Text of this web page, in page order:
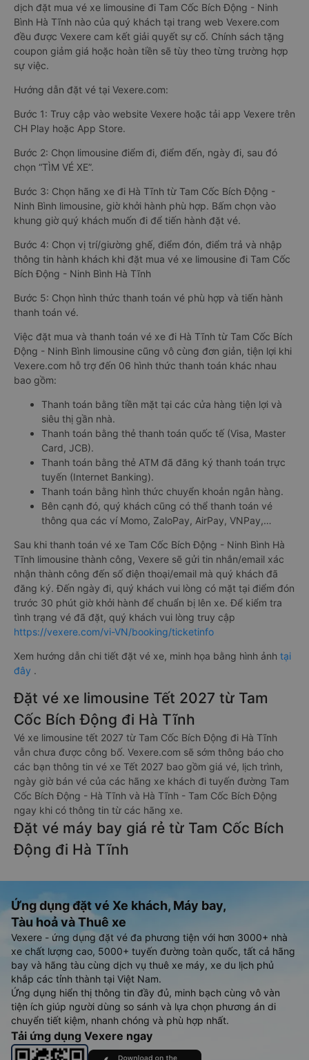
dịch đặt mua vé xe limousine đi Tam Cốc Bích Động - Ninh
Bình Hà Tĩnh nào của quý khách tại trang web Vexere.com
đều được Vexere cam kết giải quyết sự cố. Chính sách tặng
coupon giảm giá hoặc hoàn tiền sẽ tùy theo từng trường hợp
sự việc.
Hướng dẫn đặt vé tại Vexere.com:
Bước 1: Truy cập vào website Vexere hoặc tải app Vexere trên
CH Play hoặc App Store.
Bước 2: Chọn limousine điểm đi, điểm đến, ngày đi, sau đó
chọn “TÌM VÉ XE”.
Bước 3: Chọn hãng xe đi Hà Tĩnh từ Tam Cốc Bích Động -
Ninh Bình limousine, giờ khởi hành phù hợp. Bấm chọn vào
khung giờ quý khách muốn đi để tiến hành đặt vé.
Bước 4: Chọn vị trí/giường ghế, điểm đón, điểm trả và nhập
thông tin hành khách khi đặt mua vé xe limousine đi Tam Cốc
Bích Động - Ninh Bình Hà Tĩnh
Bước 5: Chọn hình thức thanh toán vé phù hợp và tiến hành
thanh toán vé.
Việc đặt mua và thanh toán vé xe đi Hà Tĩnh từ Tam Cốc Bích
Động - Ninh Bình limousine cũng vô cùng đơn giản, tiện lợi khi
Vexere.com hỗ trợ đến 06 hình thức thanh toán khác nhau
bao gồm:
Thanh toán bằng tiền mặt tại các cửa hàng tiện lợi và
siêu thị gần nhà.
Thanh toán bằng thẻ thanh toán quốc tế (Visa, Master
Card, JCB).
Thanh toán bằng thẻ ATM đã đăng ký thanh toán trực
tuyến (Internet Banking).
Thanh toán bằng hình thức chuyển khoản ngân hàng.
Bên cạnh đó, quý khách cũng có thể thanh toán vé
thông qua các ví Momo, ZaloPay, AirPay, VNPay,…
Sau khi thanh toán vé xe Tam Cốc Bích Động - Ninh Bình Hà
Tĩnh limousine thành công, Vexere sẽ gửi tin nhắn/email xác
nhận thành công đến số điện thoại/email mà quý khách đã
đăng ký. Đến ngày đi, quý khách vui lòng có mặt tại điểm đón
trước 30 phút giờ khởi hành để chuẩn bị lên xe. Để kiểm tra
tình trạng vé đã đặt, quý khách vui lòng truy cập
https://vexere.com/vi-VN/booking/ticketinfo
Xem hướng dẫn chi tiết đặt vé xe, minh họa bằng hình ảnh tại
đây .
Đặt vé xe limousine Tết 2027 từ Tam
Cốc Bích Động đi Hà Tĩnh
Vé xe limousine tết 2027 từ Tam Cốc Bích Động đi Hà Tĩnh
vẫn chưa được công bố. Vexere.com sẽ sớm thông báo cho
các bạn thông tin vé xe Tết 2027 bao gồm giá vé, lịch trình,
ngày giờ bán vé của các hãng xe khách đi tuyến đường Tam
Cốc Bích Động - Hà Tĩnh và Hà Tĩnh - Tam Cốc Bích Động
ngay khi có thông tin từ các hãng xe.
Đặt vé máy bay giá rẻ từ Tam Cốc Bích
Động đi Hà Tĩnh
Ứng dụng đặt vé Xe khách, Máy bay,
Tàu hoả và Thuê xe
Vexere - ứng dụng đặt vé đa phương tiện với hơn 3000+ nhà
xe chất lượng cao, 5000+ tuyến đường toàn quốc, tất cả hãng
bay và hãng tàu cùng dịch vụ thuê xe máy, xe du lịch phủ
khắp các tỉnh thành tại Việt Nam.
Ứng dụng hiển thị thông tin đầy đủ, minh bạch cùng vô vàn
tiện ích giúp người dùng so sánh và lựa chọn phương án di
chuyển tiết kiệm, nhanh chóng và phù hợp nhất.
Tải ứng dụng Vexere ngay